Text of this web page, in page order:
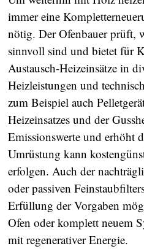
immer eine
nötig. Der Ofenbauer prüft,
sinnvoll sind und bietet für
Austausch-Heizeinsätze in
Heizleistungen und
zum Beispiel auch
Heizeinsatzes und der
Emissionswerte und erhöht
Umrüstung kann
erfolgen. Auch der
oder passiven
Erfüllung der Vorgaben
Ofen oder komplett neuem
mit regenerativer Energie.